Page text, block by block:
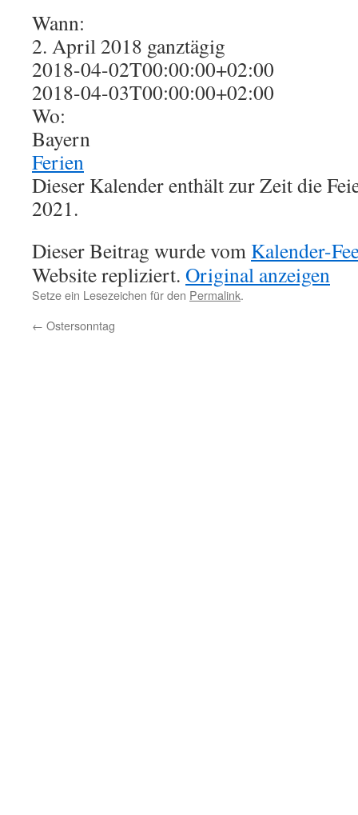
Wann:
2. April 2018 ganztägig
2018-04-02T00:00:00+02:00
2018-04-03T00:00:00+02:00
Wo:
Bayern
Ferien
Dieser Kalender enthält zur Zeit die
2021.
Dieser Beitrag wurde vom Kalender-
Website repliziert. Original anzeigen
Setze ein Lesezeichen für den Permalink.
← Ostersonntag